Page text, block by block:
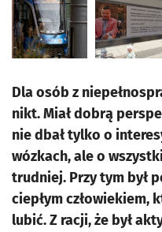
Dla osób z
nikt. Miał dobrą
nie dbał tylko o
wózkach, ale o
trudniej. Przy tym był
ciepłym człowiekiem,
lubić. Z racji, że był